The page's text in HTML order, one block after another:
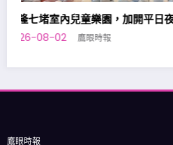
鷹眼時報
電話: